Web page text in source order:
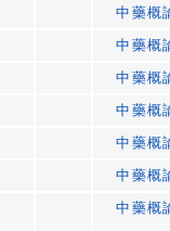
中藥概
中藥概
中藥概
中藥概
中藥概
中藥概
中藥概